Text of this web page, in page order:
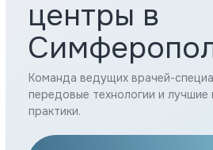
передовые технологии и лучшие международные
практики.
Записаться на приём